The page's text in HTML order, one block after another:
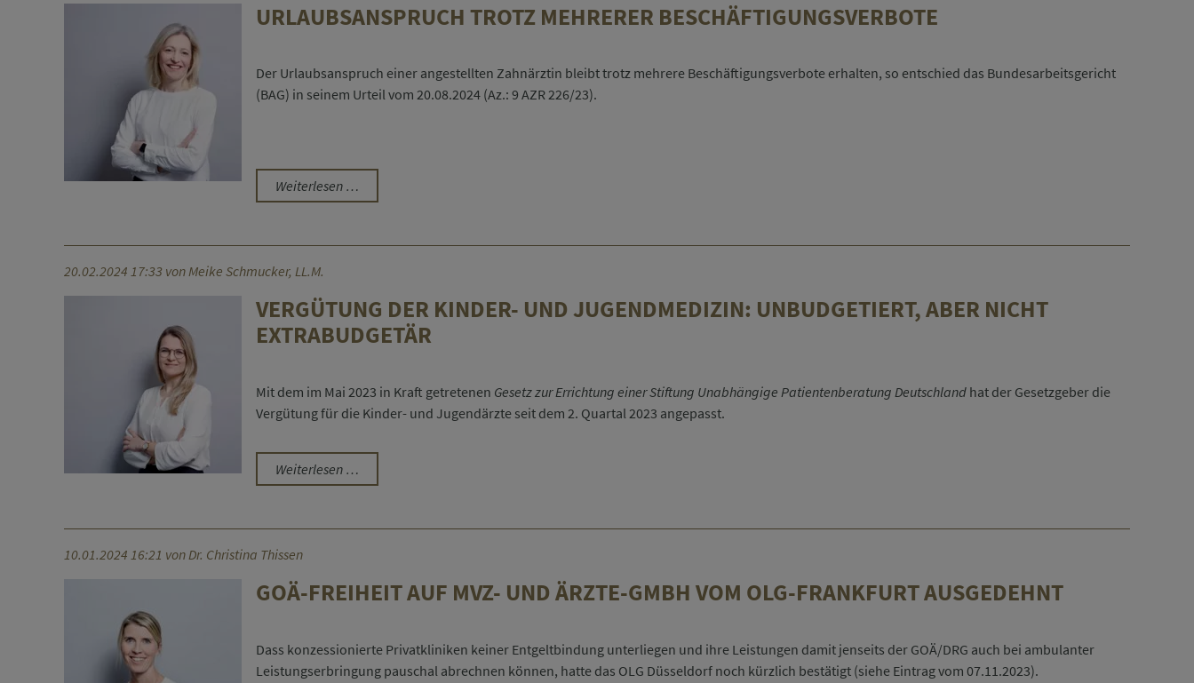
Wegfall
des
Praxissubstrats)
URLAUBSANSPRUCH TROTZ MEHRERER BESCHÄFTIGUNGSVERBOTE
Der Urlaubsanspruch einer angestellten Zahnärztin bleibt trotz mehrere Beschäftigungsverbote erhalten, so entschied das Bundesarbeitsgericht
(BAG) in seinem Urteil vom 20.08.2024 (Az.: 9 AZR 226/23).
Weiterlesen …
trotz
Beschäftigungsverbote
20.02.2024 17:33 von Meike Schmucker, LL.M.
VERGÜTUNG DER KINDER- UND JUGENDMEDIZIN: UNBUDGETIERT, ABER NICHT
EXTRABUDGETÄR
Mit dem im Mai 2023 in Kraft getretenen Gesetz zur Errichtung einer Stiftung Unabhängige Patientenberatung Deutschland hat der Gesetzgeber die
Vergütung für die Kinder- und Jugendärzte seit dem 2. Quartal 2023 angepasst.
Weiterlesen …
der
und
aber
10.01.2024 16:21 von Dr. Christina Thissen
GOÄ-FREIHEIT AUF MVZ- UND ÄRZTE-GMBH VOM OLG-FRANKFURT AUSGEDEHNT
Dass konzessionierte Privatkliniken keiner Entgeltbindung unterliegen und ihre Leistungen damit jenseits der GOÄ/DRG auch bei ambulanter
Leistungserbringung pauschal abrechnen können, hatte das OLG Düsseldorf noch kürzlich bestätigt (siehe Eintrag vom 07.11.2023).